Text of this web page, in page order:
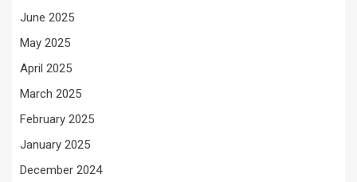
June 2025
May 2025
April 2025
March 2025
February 2025
January 2025
December 2024